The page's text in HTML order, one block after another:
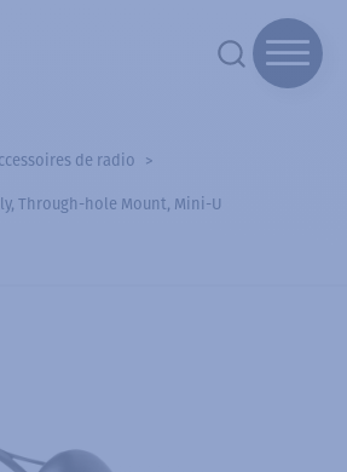
de radio
Through-hole Mount, Mini-U